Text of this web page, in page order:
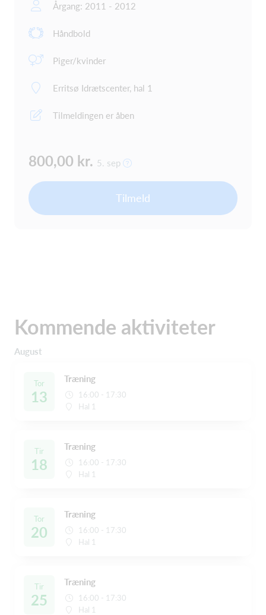
Årgang: 2011 - 2012
Håndbold
Piger/kvinder
Erritsø Idrætscenter, hal 1
Tilmeldingen er åben
800,00 kr. 5. sep
Tilmeld
Kommende aktiviteter
August
Tor
13
Træning
16:00 - 17:30
Hal 1
Tir
18
Træning
16:00 - 17:30
Hal 1
Tor
20
Træning
16:00 - 17:30
Hal 1
Tir
25
Træning
16:00 - 17:30
Hal 1